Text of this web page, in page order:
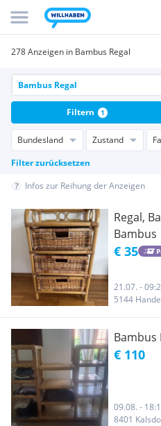
278 Anzeigen in Bambus Regal
Bundesland Zustand
Filter zurücksetzen
Filtern 1
Infos zur Reihung der Anzeigen
Regal,
Bambus
€ 35
21.07. -
5144
Bambus
€ 110
09.08. -
8401